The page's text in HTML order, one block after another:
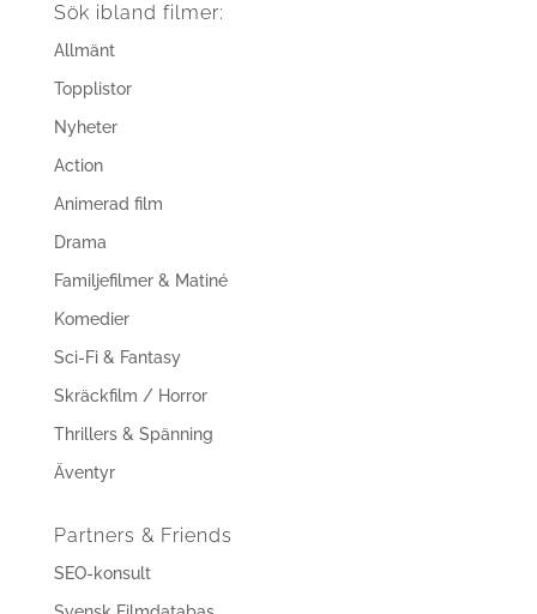
Sök ibland filmer:
Allmänt
Topplistor
Nyheter
Action
Animerad film
Drama
Familjefilmer & Matiné
Komedier
Sci-Fi & Fantasy
Skräckfilm / Horror
Thrillers & Spänning
Äventyr
Partners & Friends
SEO-konsult